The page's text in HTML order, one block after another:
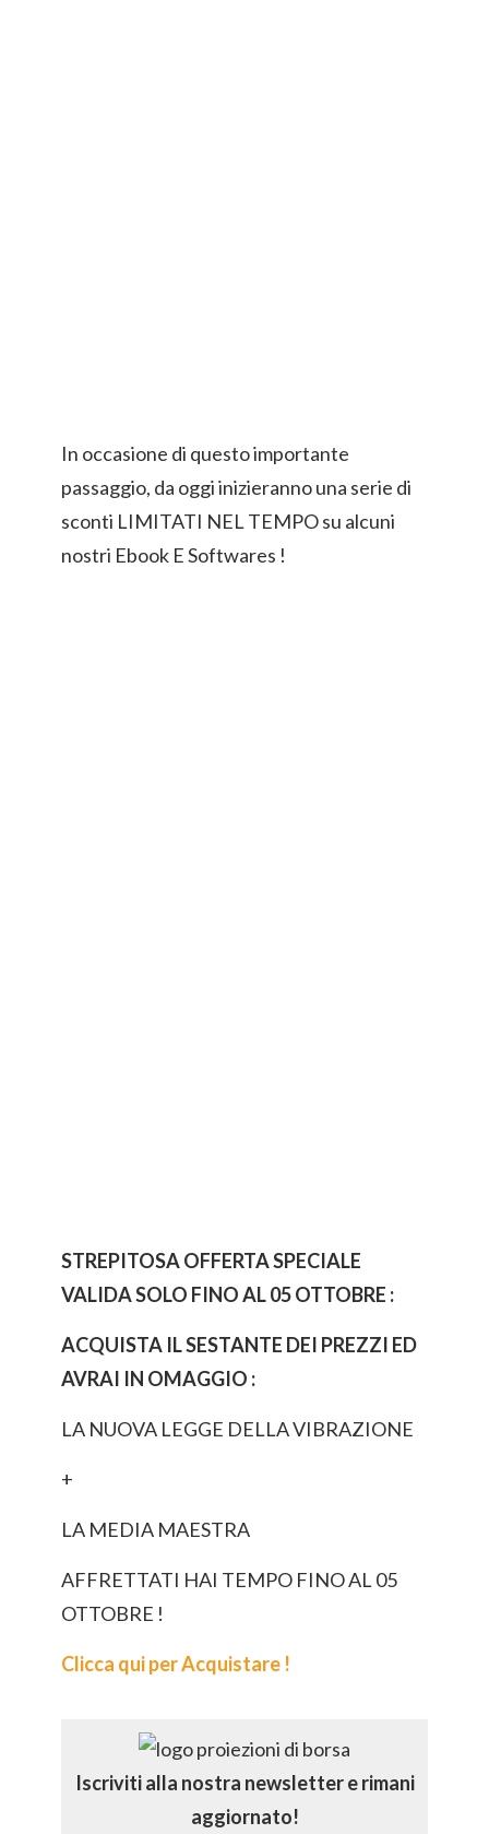
In occasione di questo importante
passaggio, da oggi inizieranno una serie di
sconti LIMITATI NEL TEMPO su alcuni
nostri Ebook E Softwares !
STREPITOSA OFFERTA SPECIALE
VALIDA SOLO FINO AL 05 OTTOBRE :
ACQUISTA IL SESTANTE DEI PREZZI ED
AVRAI IN OMAGGIO :
LA NUOVA LEGGE DELLA VIBRAZIONE
+
LA MEDIA MAESTRA
AFFRETTATI HAI TEMPO FINO AL 05
OTTOBRE !
Clicca qui per Acquistare !
Iscriviti alla nostra newsletter e rimani
aggiornato!